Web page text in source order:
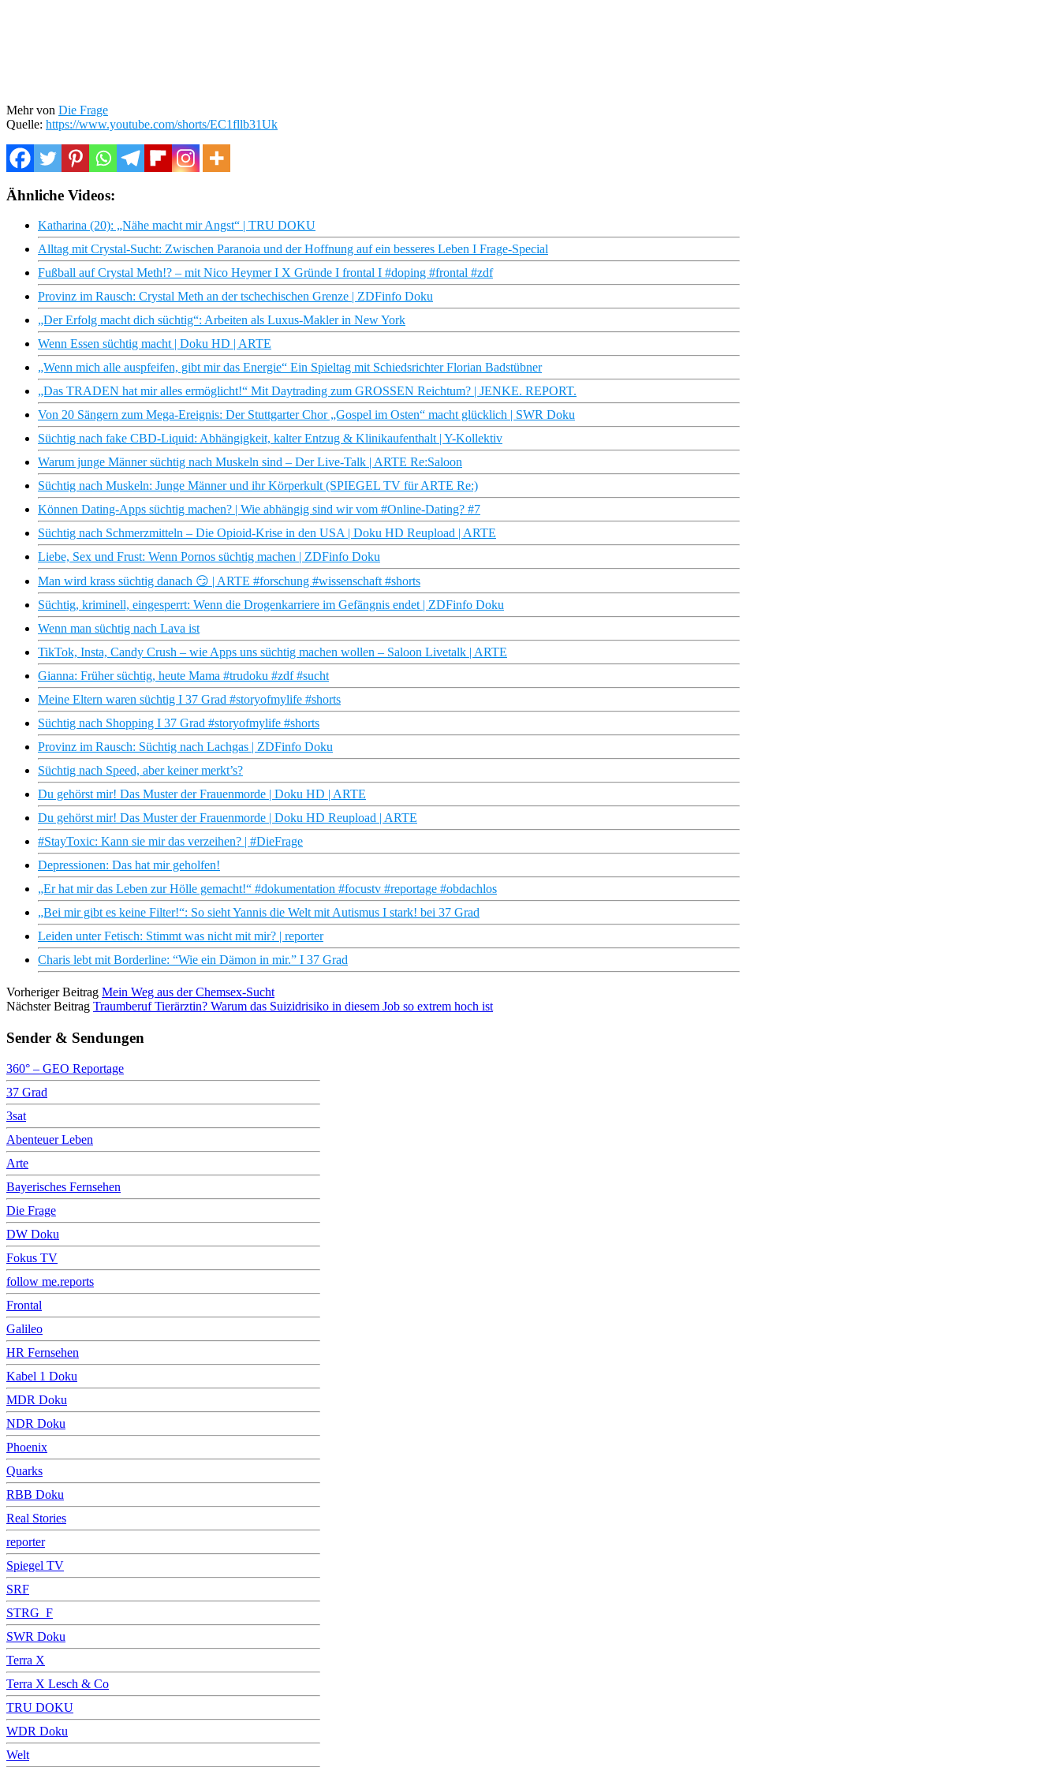
Mehr von Die Frage
Quelle: https://www.youtube.com/shorts/EC1fllb31Uk
Ähnliche Videos:
Katharina (20): „Nähe macht mir Angst“ | TRU DOKU
Alltag mit Crystal-Sucht: Zwischen Paranoia und der Hoffnung auf ein besseres Leben I Frage-Special
Fußball auf Crystal Meth!? – mit Nico Heymer I X Gründe I frontal I #doping #frontal #zdf
Provinz im Rausch: Crystal Meth an der tschechischen Grenze | ZDFinfo Doku
„Der Erfolg macht dich süchtig“: Arbeiten als Luxus-Makler in New York
Wenn Essen süchtig macht | Doku HD | ARTE
„Wenn mich alle auspfeifen, gibt mir das Energie“ Ein Spieltag mit Schiedsrichter Florian Badstübner
„Das TRADEN hat mir alles ermöglicht!“ Mit Daytrading zum GROSSEN Reichtum? | JENKE. REPORT.
Von 20 Sängern zum Mega-Ereignis: Der Stuttgarter Chor „Gospel im Osten“ macht glücklich | SWR Doku
Süchtig nach fake CBD-Liquid: Abhängigkeit, kalter Entzug & Klinikaufenthalt | Y-Kollektiv
Warum junge Männer süchtig nach Muskeln sind – Der Live-Talk | ARTE Re:Saloon
Süchtig nach Muskeln: Junge Männer und ihr Körperkult (SPIEGEL TV für ARTE Re:)
Können Dating-Apps süchtig machen? | Wie abhängig sind wir vom #Online-Dating? #7
Süchtig nach Schmerzmitteln – Die Opioid-Krise in den USA | Doku HD Reupload | ARTE
Liebe, Sex und Frust: Wenn Pornos süchtig machen | ZDFinfo Doku
Man wird krass süchtig danach 😏 | ARTE #forschung #wissenschaft #shorts
Süchtig, kriminell, eingesperrt: Wenn die Drogenkarriere im Gefängnis endet | ZDFinfo Doku
Wenn man süchtig nach Lava ist
TikTok, Insta, Candy Crush – wie Apps uns süchtig machen wollen – Saloon Livetalk | ARTE
Gianna: Früher süchtig, heute Mama #trudoku #zdf #sucht
Meine Eltern waren süchtig I 37 Grad #storyofmylife #shorts
Süchtig nach Shopping I 37 Grad #storyofmylife #shorts
Provinz im Rausch: Süchtig nach Lachgas | ZDFinfo Doku
Süchtig nach Speed, aber keiner merkt’s?
Du gehörst mir! Das Muster der Frauenmorde | Doku HD | ARTE
Du gehörst mir! Das Muster der Frauenmorde | Doku HD Reupload | ARTE
#StayToxic: Kann sie mir das verzeihen? | #DieFrage
Depressionen: Das hat mir geholfen!
„Er hat mir das Leben zur Hölle gemacht!“ #dokumentation #focustv #reportage #obdachlos
„Bei mir gibt es keine Filter!“: So sieht Yannis die Welt mit Autismus I stark! bei 37 Grad
Leiden unter Fetisch: Stimmt was nicht mit mir? | reporter
Charis lebt mit Borderline: “Wie ein Dämon in mir.” I 37 Grad
Vorheriger Beitrag Mein Weg aus der Chemsex-Sucht
Nächster Beitrag Traumberuf Tierärztin? Warum das Suizidrisiko in diesem Job so extrem hoch ist
Sender & Sendungen
360° – GEO Reportage
37 Grad
3sat
Abenteuer Leben
Arte
Bayerisches Fernsehen
Die Frage
DW Doku
Fokus TV
follow me.reports
Frontal
Galileo
HR Fernsehen
Kabel 1 Doku
MDR Doku
NDR Doku
Phoenix
Quarks
RBB Doku
Real Stories
reporter
Spiegel TV
SRF
STRG_F
SWR Doku
Terra X
Terra X Lesch & Co
TRU DOKU
WDR Doku
Welt